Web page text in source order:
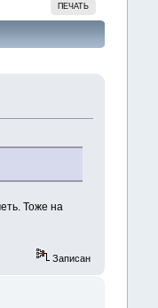
ПЕЧАТЬ
Тоже на
Записан